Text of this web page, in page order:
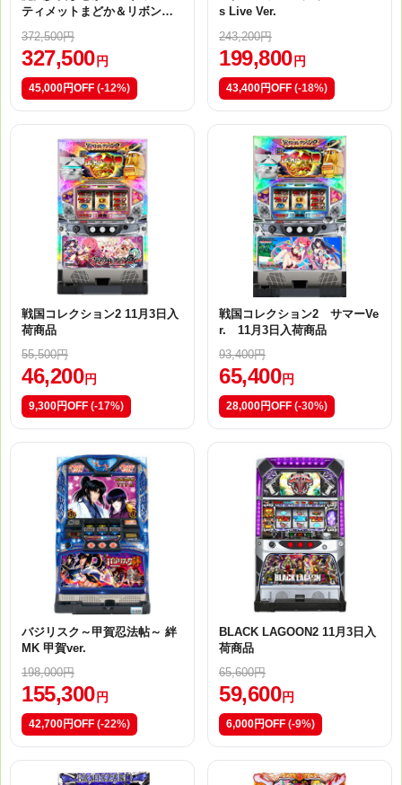
ティメットまどか＆リボンほ
372,500円
327,500 円
45,000円OFF (-12%)
s Live Ver.
243,200円
199,800 円
43,400円OFF (-18%)
戦国コレクション2 11月3日入
荷商品
55,500円
46,200 円
9,300円OFF (-17%)
戦国コレクション2 サマーVe
r. 11月3日入荷商品
93,400円
65,400 円
28,000円OFF (-30%)
バジリスク～甲賀忍法帖～ 絆
MK 甲賀ver.
198,000円
155,300 円
42,700円OFF (-22%)
BLACK LAGOON2 11月3日入
荷商品
65,600円
59,600 円
6,000円OFF (-9%)